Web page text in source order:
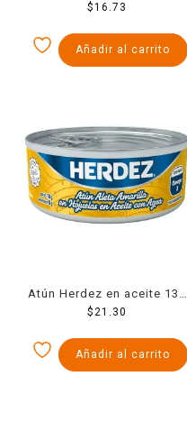
75 g
$16.73
Añadir al carrito
Atún Herdez en aceite 130
g
$21.30
Añadir al carrito